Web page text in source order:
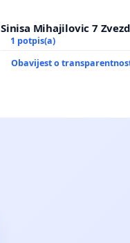
Sinisa Mihajilovic 7
1 potpis(a)
Obavijest o